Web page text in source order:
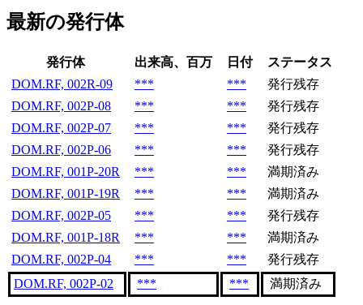
最新の発行体
発行体 出来高、百万 日付
ステータス
DOM.RF, 002R-09
*** ***
発行残存
DOM.RF, 002P-08
*** ***
発行残存
DOM.RF, 002P-07
*** ***
発行残存
DOM.RF, 002P-06
*** ***
発行残存
DOM.RF, 001P-20R
*** ***
満期済み
DOM.RF, 001P-19R
*** ***
満期済み
DOM.RF, 002P-05
*** ***
発行残存
DOM.RF, 001P-18R
*** ***
満期済み
DOM.RF, 002P-04
*** ***
発行残存
DOM.RF, 002P-02
*** *** 満期済み